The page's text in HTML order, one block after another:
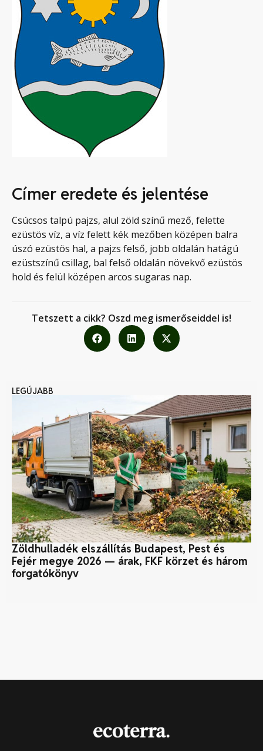
Címer eredete és jelentése
Csúcsos talpú pajzs, alul zöld színű mező, felette
ezüstös víz, a víz felett kék mezőben középen balra
úszó ezüstös hal, a pajzs felső, jobb oldalán hatágú
ezüstszínű csillag, bal felső oldalán növekvő ezüstös
hold és felül középen arcos sugaras nap.
Tetszett a cikk? Oszd meg ismerőseiddel is!
LEGÚJABB
Zöldhulladék elszállítás Budapest, Pest és
Fejér megye 2026 — árak, FKF körzet és három
forgatókönyv